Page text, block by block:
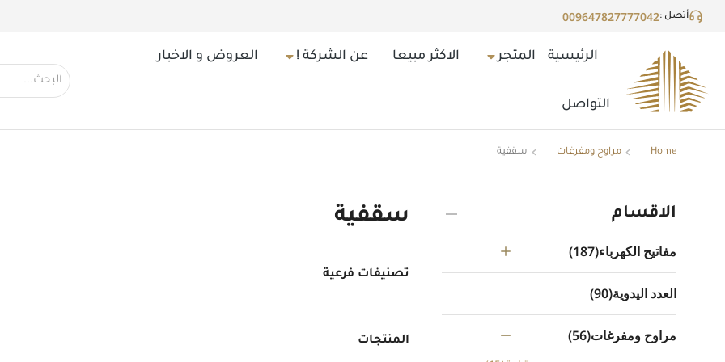
أتصل :009647827777042
الرئيسية المتجر الاكثر مبيعا عن الشركة ! العروض و الاخبار
التواصل
You are here:
Home مراوح ومفرغات سقفية
الاقسام
مفاتيح الكهرباء(187)
العدد اليدوية(90)
مراوح ومفرغات(56)
سقفية
تصنيفات فرعية
المنتجات